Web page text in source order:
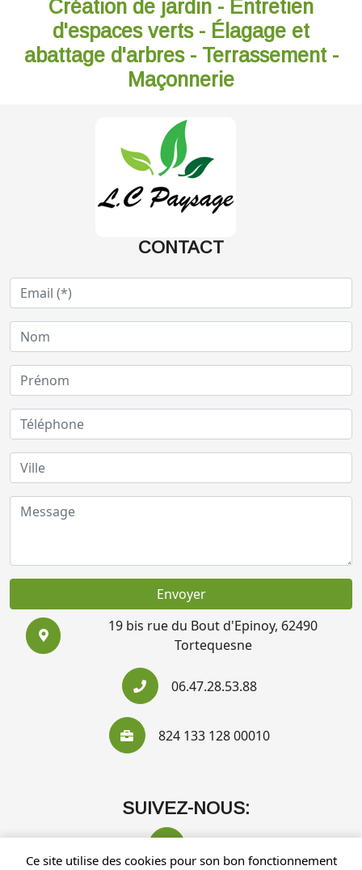
Création de jardin - Entretien
d'espaces verts - Élagage et
abattage d'arbres - Terrassement -
Maçonnerie
CONTACT
Envoyer
19 bis rue du Bout d'Epinoy, 62490
Tortequesne
06.47.28.53.88
824 133 128 00010
SUIVEZ-NOUS:
Ce site utilise des cookies pour son bon fonctionnement